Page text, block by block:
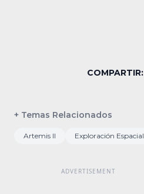
COMPARTIR:
+ Temas Relacionados
Artemis II Exploración Espacial